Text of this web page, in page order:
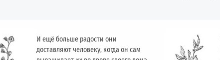
И ещё больше радости они
доставляют человеку, когда он сам